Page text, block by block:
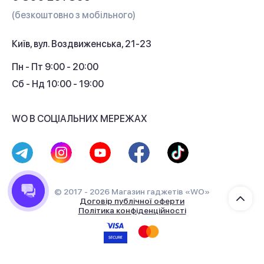
Кешбек
(безкоштовно з мобільного)
Київ, вул. Воздвиженська, 21-23
Пн - Пт 9:00 - 20:00
Сб - Нд 10:00 - 19:00
WO В СОЦІАЛЬНИХ МЕРЕЖАХ
© 2017 - 2026 Магазин гаджетів «WO»
Договір публічної оферти
Політика конфіденційності